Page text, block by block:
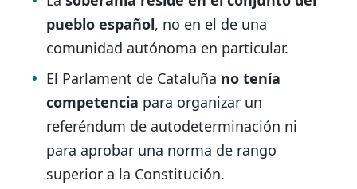
pueblo español, no en el de una
comunidad autónoma en particular.
El Parlament de Cataluña no tenía
competencia para organizar un
referéndum de autodeterminación ni
para aprobar una norma de rango
superior a la Constitución.